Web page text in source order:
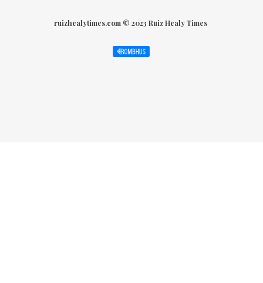
ruizhealytimes.com © 2023 Ruiz Healy Times